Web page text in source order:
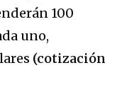
100
uno,
(cotización